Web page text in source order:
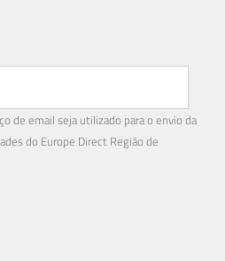
de email seja utilizado para o envio da
do Europe Direct Região de